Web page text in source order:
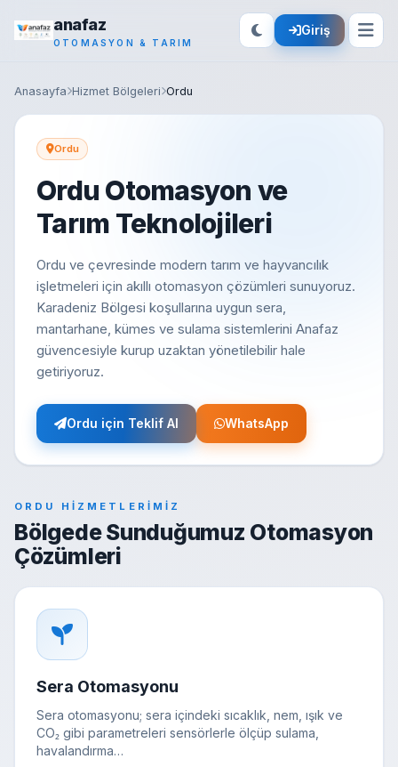
anafaz
OTOMASYON & TARIM
Giriş
Anasayfa Hizmet Bölgeleri Ordu
Ordu
Ordu Otomasyon ve
Tarım Teknolojileri
Ordu ve çevresinde modern tarım ve hayvancılık
işletmeleri için akıllı otomasyon çözümleri sunuyoruz.
Karadeniz Bölgesi koşullarına uygun sera,
mantarhane, kümes ve sulama sistemlerini Anafaz
güvencesiyle kurup uzaktan yönetilebilir hale
getiriyoruz.
Ordu için Teklif Al WhatsApp
ORDU HIZMETLERIMIZ
Bölgede Sunduğumuz Otomasyon
Çözümleri
Sera Otomasyonu
Sera otomasyonu; sera içindeki sıcaklık, nem, ışık ve
CO₂ gibi parametreleri sensörlerle ölçüp sulama,
havalandırma…